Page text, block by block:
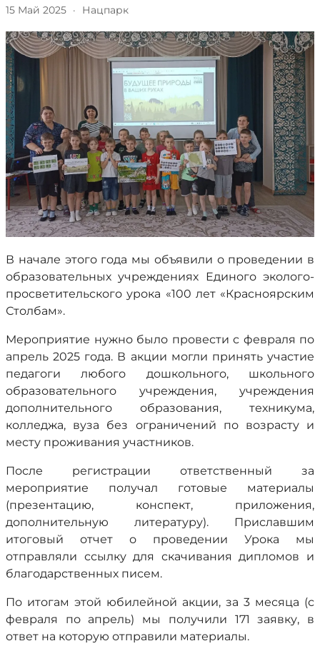
15 Май 2025 · Нацпарк
В начале этого года мы объявили о проведении в
образовательных учреждениях Единого эколого-
просветительского урока «100 лет «Красноярским
Столбам».
Мероприятие нужно было провести с февраля по
апрель 2025 года. В акции могли принять участие
педагоги любого дошкольного, школьного
образовательного учреждения, учреждения
дополнительного образования, техникума,
колледжа, вуза без ограничений по возрасту и
месту проживания участников.
После регистрации ответственный за
мероприятие получал готовые материалы
(презентацию, конспект, приложения,
дополнительную литературу). Приславшим
итоговый отчет о проведении Урока мы
отправляли ссылку для скачивания дипломов и
благодарственных писем.
По итогам этой юбилейной акции, за 3 месяца (с
февраля по апрель) мы получили 171 заявку, в
ответ на которую отправили материалы.